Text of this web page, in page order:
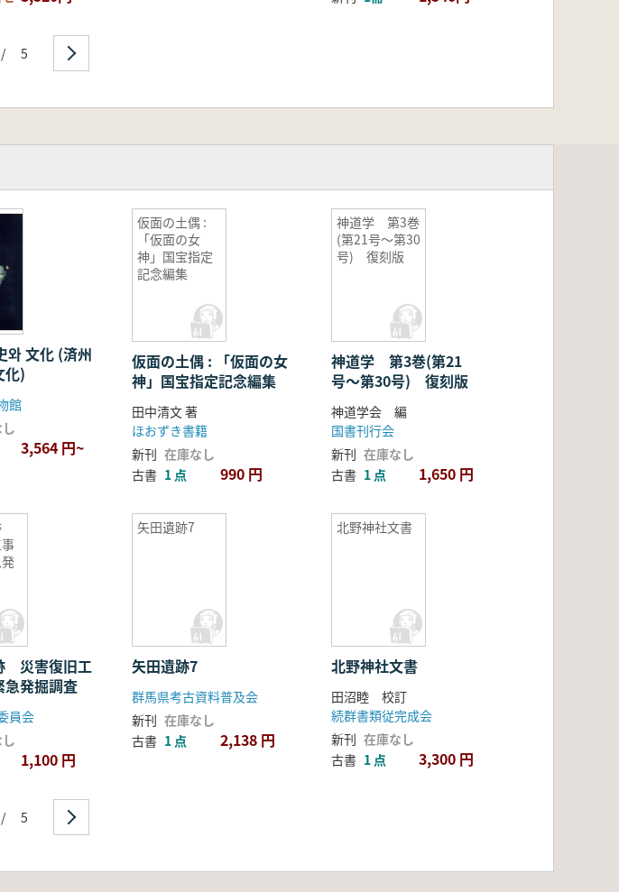
/ 5
와 文化 (済州
化)
館
3,564 円~
仮面の土偶 :
「仮面の女
神」国宝指定
記念編集
仮面の土偶 : 「仮面の女
神」国宝指定記念編集
田中清文 著
ほおずき書籍
新刊 在庫なし
古書 1 点 990 円
神道学 第3巻
(第21号〜第30
号) 復刻版
神道学 第3巻(第21
号〜第30号) 復刻版
神道学会 編
国書刊行会
新刊 在庫なし
古書 1 点 1,650 円
災害復旧工
急発掘調査
員会
1,100 円
矢田遺跡7
矢田遺跡7
群馬県考古資料普及会
新刊 在庫なし
古書 1 点 2,138 円
北野神社文書
北野神社文書
田沼睦 校訂
続群書類従完成会
新刊 在庫なし
古書 1 点 3,300 円
/ 5